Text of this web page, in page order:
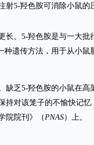
5-羟色胺可消除小鼠
。5-羟色胺是与一大
遗传方法，用于从小
乏5-羟色胺的小鼠在
对该笼子的不愉快记
院院刊》（PNAS）上。